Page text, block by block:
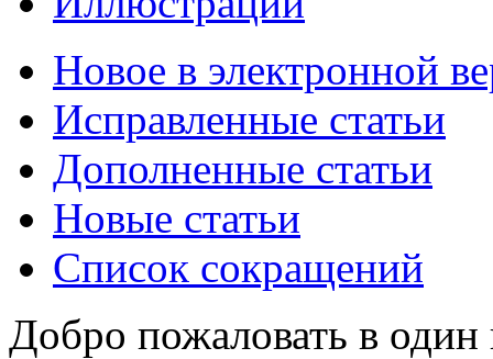
Новое в электронной
Исправленные статьи
Дополненные статьи
Новые статьи
Список сокращений
Добро пожаловать в